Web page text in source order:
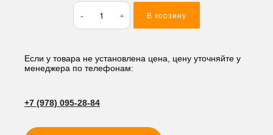
Количество
товара
Кольцо
(O-
RING)
В корзину
Если у товара не установлена цена, цену уточняйте у
менеджера по телефонам:
+7 (978) 095-28-84